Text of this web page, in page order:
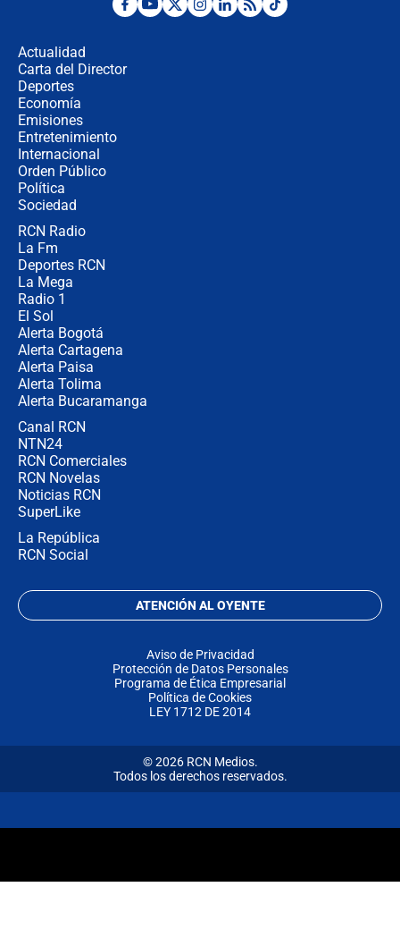
Desde dermatitis hasta infecciones:
Actualidad
Carta del Director
Deportes
Economía
Emisiones
Entretenimiento
Internacional
Orden Público
Política
Sociedad
RCN Radio
La Fm
Deportes RCN
La Mega
Radio 1
El Sol
Alerta Bogotá
Alerta Cartagena
Alerta Paisa
Alerta Tolima
Alerta Bucaramanga
Canal RCN
NTN24
RCN Comerciales
RCN Novelas
Noticias RCN
SuperLike
La República
RCN Social
ATENCIÓN AL OYENTE
Aviso de Privacidad
Protección de Datos Personales
Programa de Ética Empresarial
Política de Cookies
LEY 1712 DE 2014
© 2026 RCN Medios.
Todos los derechos reservados.